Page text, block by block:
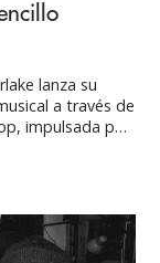
lanza su
a través de
impulsada por
Louis